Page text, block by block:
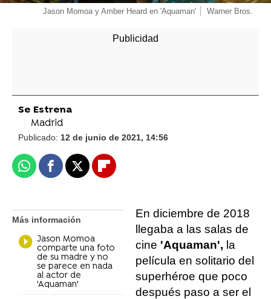
Jason Momoa y Amber Heard en 'Aquaman' Warner Bros.
Se Estrena
Madrid
Publicado: 12 de junio de 2021, 14:56
WhatsappFacebook
X Flipboard
Más información
Jason Momoa
comparte una foto
de su madre y no
se parece en nada
al actor de
'Aquaman'
En diciembre de 2018
llegaba a las salas de
cine 'Aquaman', la
película en solitario del
superhéroe que poco
después paso a ser el